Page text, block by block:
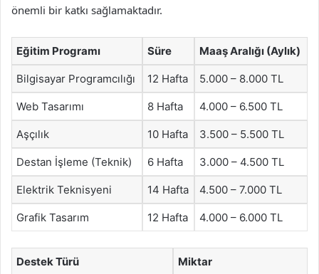
önemli bir katkı sağlamaktadır.
Eğitim Programı Süre Maaş Aralığı (Aylık)
Bilgisayar Programcılığı 12 Hafta 5.000 – 8.000 TL
Web Tasarımı 8 Hafta 4.000 – 6.500 TL
Aşçılık 10 Hafta 3.500 – 5.500 TL
Destan İşleme (Teknik) 6 Hafta 3.000 – 4.500 TL
Elektrik Teknisyeni 14 Hafta 4.500 – 7.000 TL
Grafik Tasarım 12 Hafta 4.000 – 6.000 TL
Destek Türü Miktar